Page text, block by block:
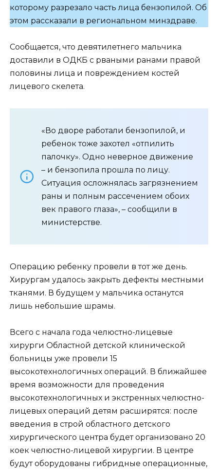
которому разрезало часть лица бензопилой. Об
этом рассказали в региональном минздраве.
Сообщается, что девятилетнего мальчика
доставили в ОДКБ с рваными ранами правой
половины лица и повреждением костей
лицевого скелета.
«Во дворе работали бензопилой, и
ребенок тоже захотел «отпилить
палочку». Одно неверное движение
– и бензопила прошла по лицу.
Ситуация осложнялась загрязнением
раны и полным рассечением обоих
век правого глаза», – сообщили в
министерстве.
Операцию ребенку провели в тот же день.
Хирургам удалось закрыть дефекты местными
тканями. В будущем у мальчика останутся
лишь небольшие шрамы.
Всего с начала года челюстно-лицевые
хирурги Областной детской клинической
больницы уже провели 15
высокотехнологичных операций. В ближайшее
время возможности для проведения
высокотехнологичных и экстренных челюстно-
лицевых операций детям расширятся: после
введения в строй областного детского
хирургического центра будет организовано 20
коек челюстно-лицевой хирургии. В центре
будут оборудованы гибридные операционные,